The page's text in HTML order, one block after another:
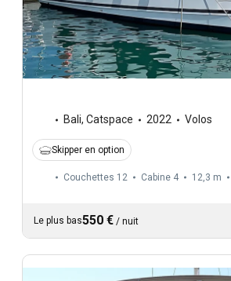
Bali, Catspace 2022 Volos
Skipper en option
Couchettes 12 Cabine 4 12,3 m
Le plus bas550 € / nuit